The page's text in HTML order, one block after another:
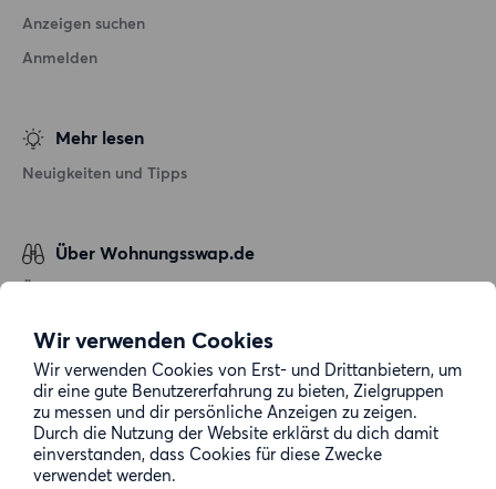
Wir verwenden Cookies
Wir verwenden Cookies von Erst- und Drittanbietern, um
dir eine gute Benutzererfahrung zu bieten, Zielgruppen
zu messen und dir persönliche Anzeigen zu zeigen.
Durch die Nutzung der Website erklärst du dich damit
einverstanden, dass Cookies für diese Zwecke
verwendet werden.
Anzeigen suchen
Anmelden
Mehr lesen
Neuigkeiten und Tipps
Über Wohnungsswap.de
Über uns
Datenschutz
Cookie-Richtlinie
Sitemap